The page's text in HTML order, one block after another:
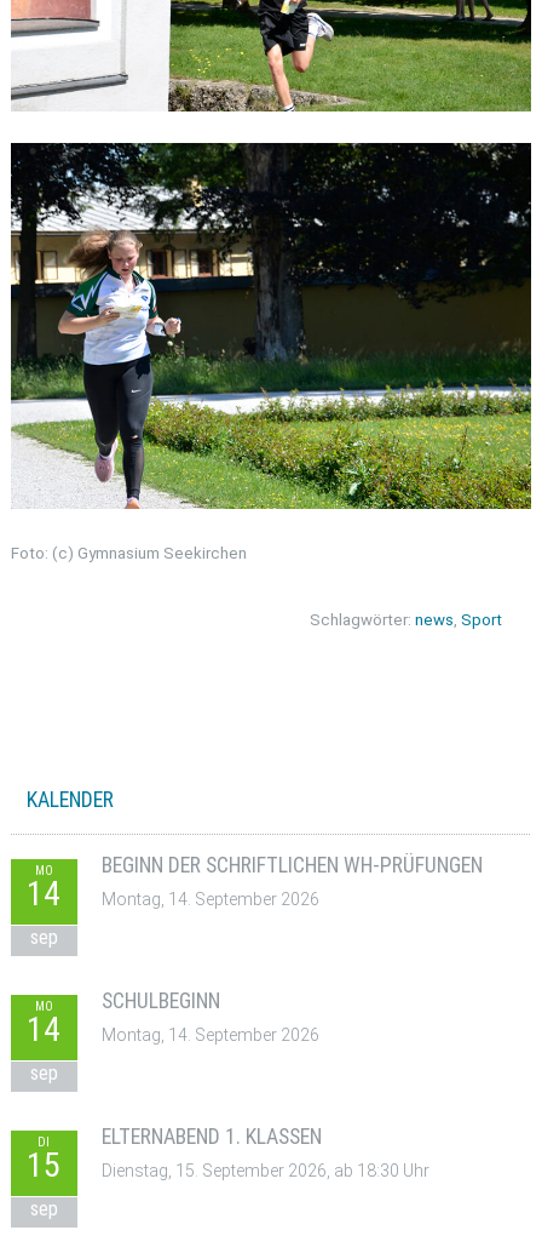
Foto: (c) Gymnasium Seekirchen
Schlagwörter:news,Sport
KALENDER
MO
14
sep
BEGINN DER SCHRIFTLICHEN WH-PRÜFUNGEN
Montag, 14. September 2026
MO
14
sep
SCHULBEGINN
Montag, 14. September 2026
DI
15
sep
ELTERNABEND 1. KLASSEN
Dienstag, 15. September 2026, ab 18:30 Uhr